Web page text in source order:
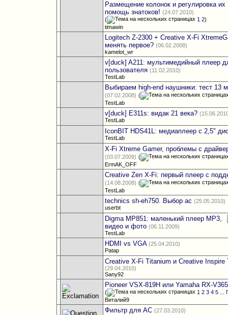
Размещение колонок и регулировка
помощь знатоков! (24.07.2010)
(
1 2)
timawin
Logitech Z-2300 + Creative X-Fi
менять первое? (06.02.2008)
kamelot_wr
v[duck] A211: мультимедийный плеер
пользователя (11.02.2010)
TestLab
Выбираем high-end наушники: тест 13
(07.02.2008) (
TestLab
v[duck] E311s: видак 21 века?
TestLab
IconBIT HDS41L: медиаплеер с 2,5"
TestLab
X-Fi Xtreme Gamer, проблемы с
(03.07.2009) (
ErmAK_OFF
Creative Zen X-Fi: первый плеер с
(14.08.2008) (
TestLab
technics sh-eh750. Выбор ас (25.05.2010)
userbt
Digma MP851: маленький плеер MP3,
видео и фото (06.11.2009)
TestLab
HDMI vs VGA (25.04.2010)
Patap
Creative X-Fi Titanium и Creative Inspire
(29.04.2010)
Sany92
Pioneer VSX-819H или Yamaha RX-
( 1 2 3 4 5 ...
Виталий9
Фильтр для АС (27.03.2010)